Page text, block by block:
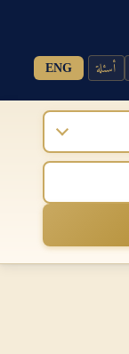
أسئلة ENG